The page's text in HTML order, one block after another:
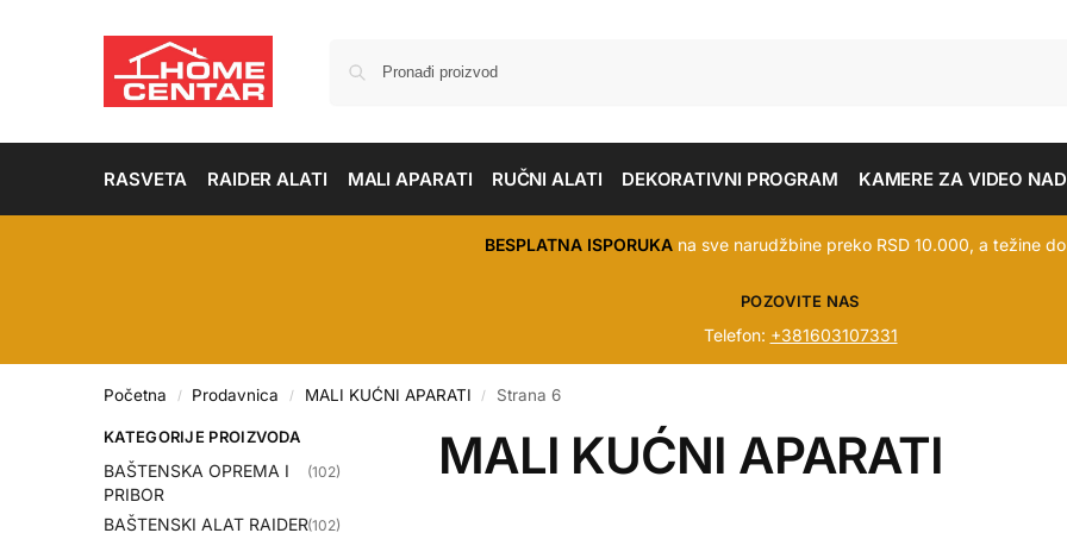
RASVETA RAIDER ALATI MALI APARATI RUČNI ALATI DEKORATIVNI PROGRAM KAMERE ZA VIDEO
BESPLATNA ISPORUKAna sve narudžbine preko RSD 10.000, a težine
POZOVITE NAS
Telefon: +381603107331
Početna / Prodavnica / MALI KUĆNI APARATI / Strana 6
MALI KUĆNI APARATI
KATEGORIJE PROIZVODA
BAŠTENSKA OPREMA I
PRIBOR
(102)
BAŠTENSKI ALAT RAIDER(102)